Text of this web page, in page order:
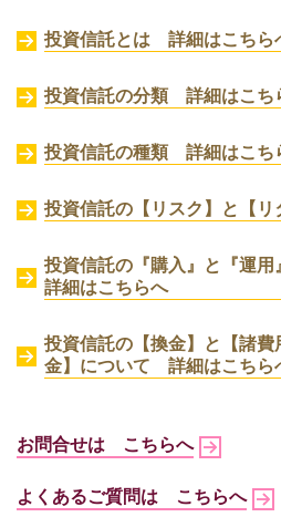
投資信託とは 詳細はこちら
投資信託の分類 詳細はこち
投資信託の種類 詳細はこち
投資信託の【リスク】と【リ
投資信託の『購入』と『運
詳細はこちらへ
投資信託の【換金】と【諸
金】について
詳細はこちら
お問合せは こちらへ
よくあるご質問は こちらへ